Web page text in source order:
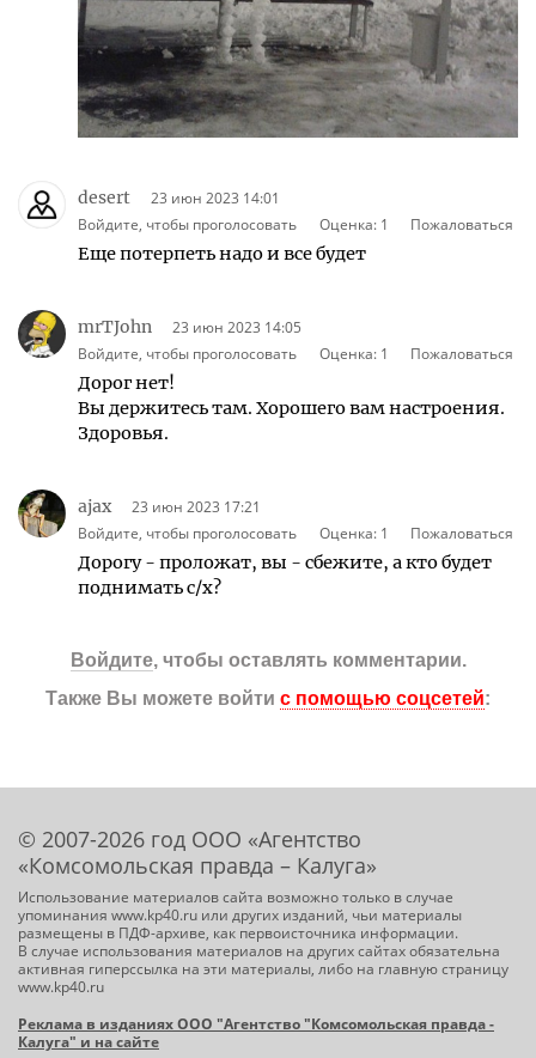
desert
23 июн 2023 14:01
Войдите, чтобы проголосовать
Оценка: 1 Пожаловаться
Еще потерпеть надо и все будет
mrTJohn
23 июн 2023 14:05
Войдите, чтобы проголосовать
Оценка: 1 Пожаловаться
Дорог нет!
Вы держитесь там. Хорошего вам настроения.
Здоровья.
ajax
23 июн 2023 17:21
Войдите, чтобы проголосовать
Оценка: 1 Пожаловаться
Дорогу - проложат, вы - сбежите, а кто будет
поднимать с/х?
Войдите, чтобы оставлять комментарии.
Также Вы можете войти с помощью соцсетей:
© 2007-2026 год ООО «Агентство
«Комсомольская правда – Калуга»
Использование материалов сайта возможно только в случае
упоминания www.kp40.ru или других изданий, чьи материалы
размещены в ПДФ-архиве, как первоисточника информации.
В случае использования материалов на других сайтах обязательна
активная гиперссылка на эти материалы, либо на главную страницу
www.kp40.ru
Реклама в изданиях ООО "Агентство "Комсомольская правда -
Калуга" и на сайте